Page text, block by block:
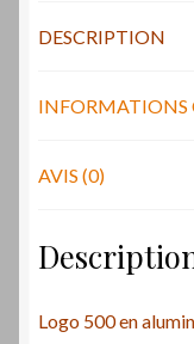
in
DESCRIPTION
INFORMATIONS
AVIS (0)
Logo 500 en